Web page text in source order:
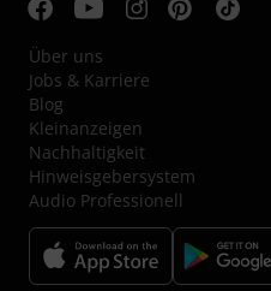
Über uns
Jobs & Karriere
Blog
Kleinanzeigen
Nachhaltigkeit
Hinweisgebersystem
Audio Professionell